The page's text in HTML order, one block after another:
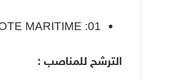
MARITIME :01
الترشح للمناصب :